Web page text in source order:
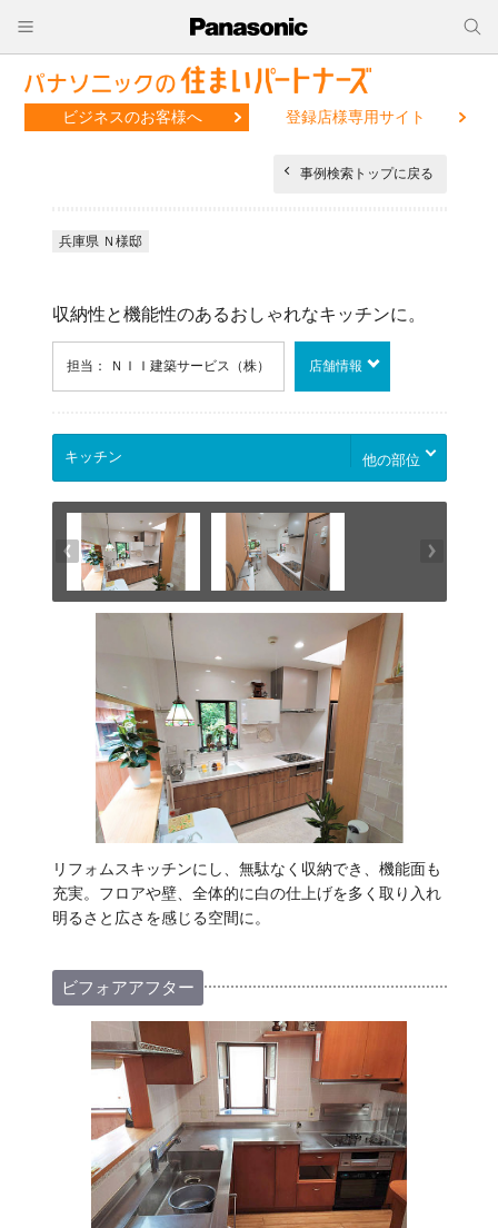
ビジネスのお客様へ 登録店様専用サイト
事例検索トップに戻る
兵庫県 Ｎ様邸
収納性と機能性のあるおしゃれなキッチンに。
担当： ＮＩＩ建築サービス（株） 店舗情報
他の部位
リフォムスキッチンにし、無駄なく収納でき、機能面も
充実。フロアや壁、全体的に白の仕上げを多く取り入れ
明るさと広さを感じる空間に。
ビフォアアフター